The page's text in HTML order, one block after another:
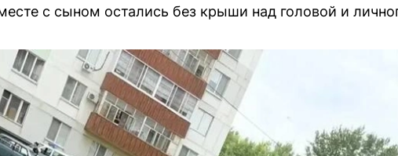
с сыном остались без крыши над головой и